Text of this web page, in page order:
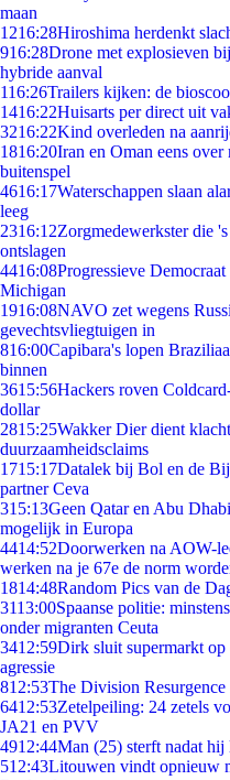
maan
1216:28Hiroshima herdenkt
916:28Drone met explosieven
hybride aanval
116:26Trailers kijken: de
1416:22Huisarts per direct uit
3216:22Kind overleden na
1816:20Iran en Oman eens
buitenspel
4616:17Waterschappen slaan
leeg
2316:12Zorgmedewerkster die
ontslagen
4416:08Progressieve
Michigan
1916:08NAVO zet wegens
gevechtsvliegtuigen in
816:00Capibara's lopen
binnen
3615:56Hackers roven
dollar
2815:25Wakker Dier dient
duurzaamheidsclaims
1715:17Datalek bij Bol en de
partner Ceva
315:13Geen Qatar en Abu
mogelijk in Europa
4414:52Doorwerken na AOW-
werken na je 67e de norm
1814:48Random Pics van de
3113:00Spaanse politie:
onder migranten Ceuta
3412:59Dirk sluit supermarkt op
agressie
812:53The Division Resurgence
6412:53Zetelpeiling: 24 zetels
JA21 en PVV
4912:44Man (25) sterft nadat
512:43Litouwen vindt opnieuw